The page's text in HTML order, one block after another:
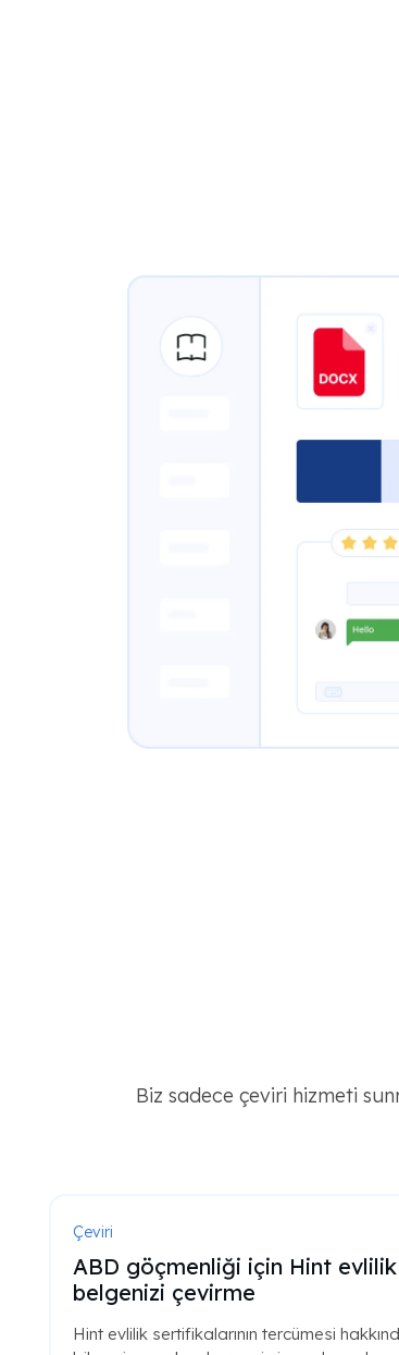
Biz sadece çeviri hizmeti
Çeviri
ABD göçmenliği için Hint evlilik
belgenizi çevirme
Hint evlilik sertifikalarının tercümesi